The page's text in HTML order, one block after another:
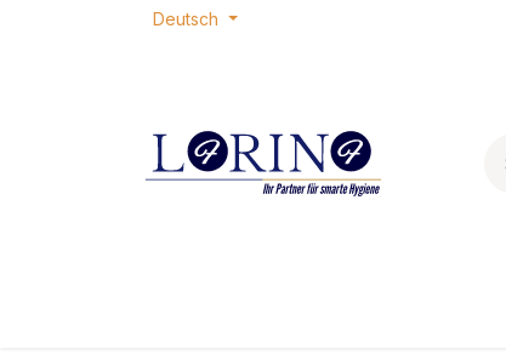
Zum Inhalt springenDeutsch